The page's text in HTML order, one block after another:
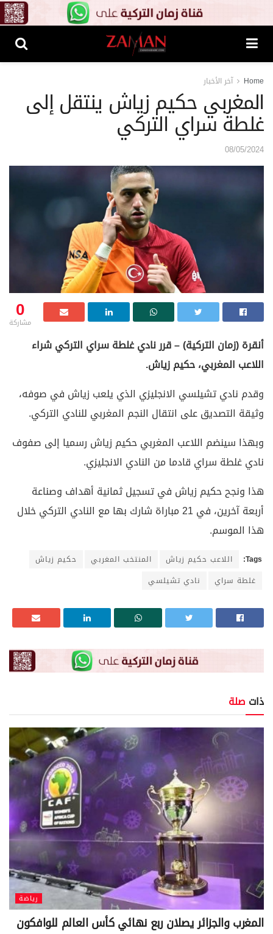
Home آخر الأخبار
المغربي حكيم زياش ينتقل إلى
غلطة سراي التركي
08/05/2024
0
مشاركة
أنقرة (زمان التركية) – قرر نادي غلطة سراي التركي شراء
اللاعب المغربي، حكيم زياش.
وقدم نادي تشيلسي الانجليزي الذي يلعب زياش في صوفه،
وثيقة التصديق على انتقال النجم المغربي للنادي التركي.
وبهذا سينضم اللاعب المغربي حكيم زياش رسميا إلى صفوف
نادي غلطة سراي قادما من النادي الانجليزي.
هذا ونجح حكيم زياش في تسجيل ثمانية أهداف وصناعة
أربعة آخرين، في 21 مباراة شارك بها مع النادي التركي خلال
هذا الموسم.
Tags: اللاعب حكيم زياش المنتخب المغربي
حكيم زياش
غلطة سراي
نادي تشيلسي
ذات صلة
رياضة
المغرب والجزائر يصلان ربع نهائي كأس العالم للوافكون